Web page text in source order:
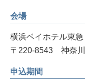
会場
横浜ベイホテル東
〒220-8543 神奈川
申込期間